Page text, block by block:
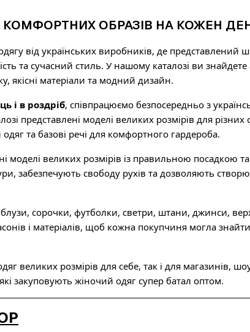
ОБРАЗІВ НА КОЖЕН
від українських виробників, де представлений
та сучасний стиль. У нашому каталозі ви знайдете
якісні матеріали та модний дизайн.
і в роздріб, співпрацюємо безпосередньо з
представлені моделі великих розмірів для різних
та базові речі для комфортного гардероба.
моделі великих розмірів із правильною посадкою
забезпечують свободу рухів та дозволяють
сорочки, футболки, светри, штани, джинси,
і матеріалів, щоб кожна покупчиня могла
великих розмірів для себе, так і для магазинів,
закуповують жіночий одяг супер батал оптом.